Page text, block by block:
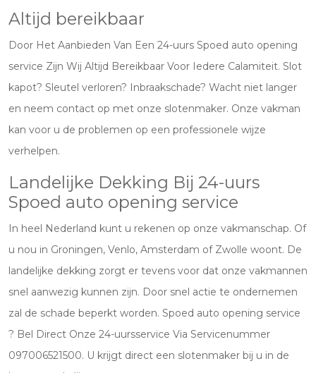
Altijd bereikbaar
Door Het Aanbieden Van Een 24-uurs Spoed auto opening
service Zijn Wij Altijd Bereikbaar Voor Iedere Calamiteit. Slot
kapot? Sleutel verloren? Inbraakschade? Wacht niet langer
en neem contact op met onze slotenmaker. Onze vakman
kan voor u de problemen op een professionele wijze
verhelpen.
Landelijke Dekking Bij 24-uurs
Spoed auto opening service
In heel Nederland kunt u rekenen op onze vakmanschap. Of
u nou in Groningen, Venlo, Amsterdam of Zwolle woont. De
landelijke dekking zorgt er tevens voor dat onze vakmannen
snel aanwezig kunnen zijn. Door snel actie te ondernemen
zal de schade beperkt worden. Spoed auto opening service
? Bel Direct Onze 24-uursservice Via Servicenummer
097006521500. U krijgt direct een slotenmaker bij u in de